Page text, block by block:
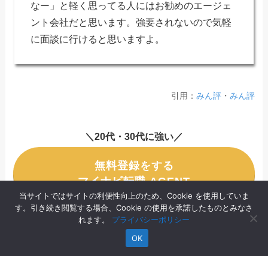
なー」と軽く思ってる人にはお勧めのエージェ
ント会社だと思います。強要されないので気軽
に面談に行けると思いますよ。
引用： みん評・ みん評
＼20代・30代に強い／
無料登録をする
マイナビ転職 AGENT
マイナビ転職 AGENTの評判は？悪いって
当サイトではサイトの利便性向上のため、Cookie を使用していま
す。引き続き閲覧する場合、Cookie の使用を承諾したものとみなさ
れます。 プライバシーポリシー
OK